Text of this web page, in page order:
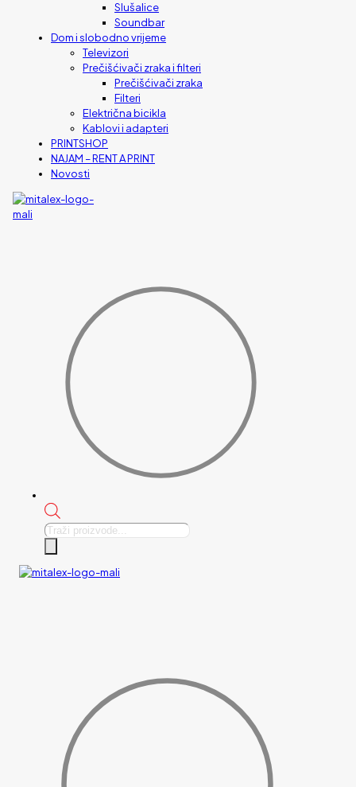
Slušalice
Soundbar
Dom i slobodno vrijeme
Televizori
Prečišćivači zraka i filteri
Prečišćivači zraka
Filteri
Električna bicikla
Kablovi i adapteri
PRINTSHOP
NAJAM – RENT A PRINT
Novosti
Products